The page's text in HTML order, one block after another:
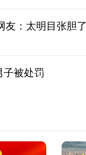
友：太明目张胆了
子被处罚